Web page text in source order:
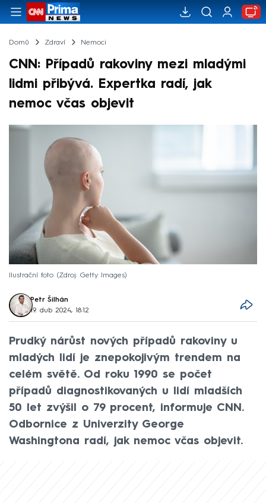
Domů Zdraví Nemoci
CNN: Případů rakoviny mezi mladými
lidmi přibývá. Expertka radí, jak
nemoc včas objevit
Ilustrační foto Zdroj: Getty Images
Petr Šilhán
19. dub 2024, 18:12
Prudký nárůst nových případů rakoviny u
mladých lidí je znepokojivým trendem na
celém světě. Od roku 1990 se počet
případů diagnostikovaných u lidí mladších
50 let zvýšil o 79 procent, informuje CNN.
Odbornice z Univerzity George
Washingtona radí, jak nemoc včas objevit.